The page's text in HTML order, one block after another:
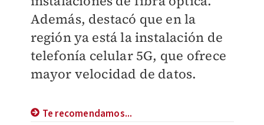
Además, destacó que en la
región ya está la instalación de
telefonía celular 5G, que ofrece
mayor velocidad de datos.
Te recomendamos...